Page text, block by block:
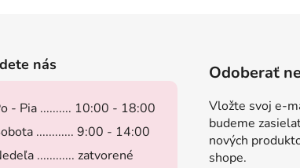
nás
- Pia .......... 10:00 - 18:00
............ 9:00 - 14:00
............ zatvorené
Odoberať
Vložte svoj e-
budeme
nových
shope.